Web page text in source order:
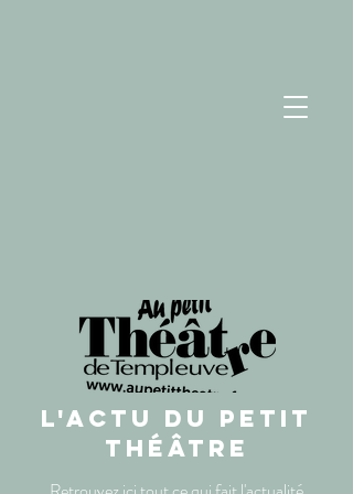
L'ACTU DU PETIT
THÉÂTRE